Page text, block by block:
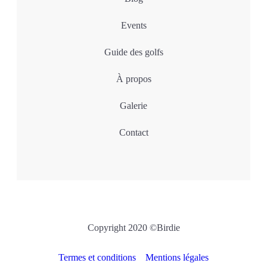
Events
Guide des golfs
À propos
Galerie
Contact
Copyright 2020 ©Birdie
Termes et conditions Mentions légales